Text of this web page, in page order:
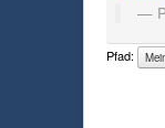
Pfad: